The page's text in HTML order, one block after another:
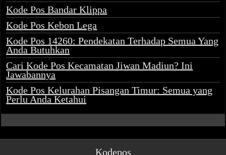
Kode Pos Bandar Klippa
Kode Pos Kebon Lega
Kode Pos 14260: Pendekatan Terhadap Semua Yang
Anda Butuhkan
Cari Kode Pos Kecamatan Jiwan Madiun? Ini
Jawabannya
Kode Pos Kelurahan Pisangan Timur: Semua yang
Perlu Anda Ketahui
Kodepos